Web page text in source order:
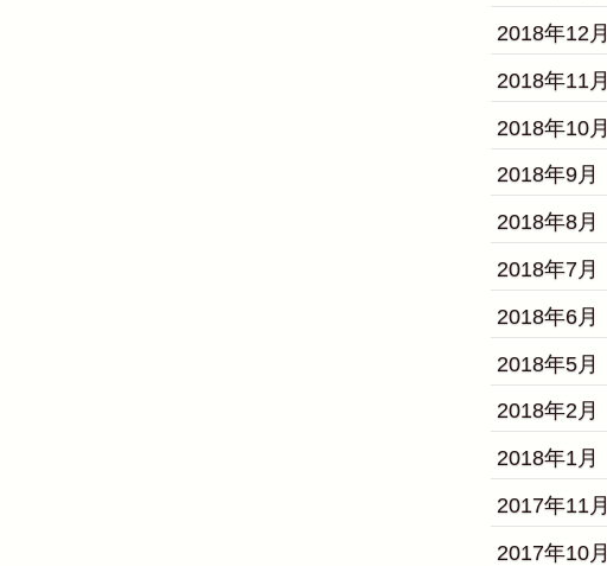
2018年12月
2018年11月
2018年10月
2018年9月
2018年8月
2018年7月
2018年6月
2018年5月
2018年2月
2018年1月
2017年11月
2017年10月